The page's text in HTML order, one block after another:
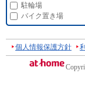
駐輪場
バイク置き場
個人情報保護方針